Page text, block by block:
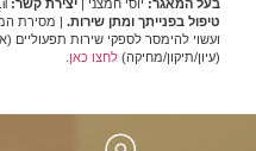
בעל המאגר: יוסי חמצני | יצירת קשר:
טיפול בפנייתך ומתן שירות. | מסירת
ועשוי להימסר לספקי שירות תפעוליים
(עיון/תיקון/מחיקה) לחצו כאן.